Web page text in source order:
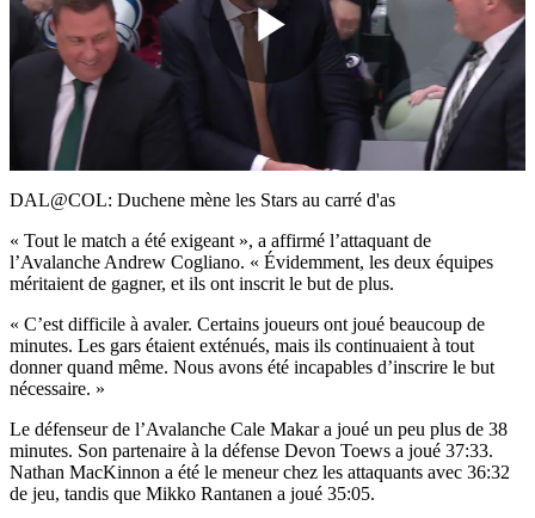
Play
Video
DAL@COL: Duchene mène les Stars au carré d'as
« Tout le match a été exigeant », a affirmé l’attaquant de
l’Avalanche Andrew Cogliano. « Évidemment, les deux équipes
méritaient de gagner, et ils ont inscrit le but de plus.
« C’est difficile à avaler. Certains joueurs ont joué beaucoup de
minutes. Les gars étaient exténués, mais ils continuaient à tout
donner quand même. Nous avons été incapables d’inscrire le but
nécessaire. »
Le défenseur de l’Avalanche Cale Makar a joué un peu plus de 38
minutes. Son partenaire à la défense Devon Toews a joué 37:33.
Nathan MacKinnon a été le meneur chez les attaquants avec 36:32
de jeu, tandis que Mikko Rantanen a joué 35:05.